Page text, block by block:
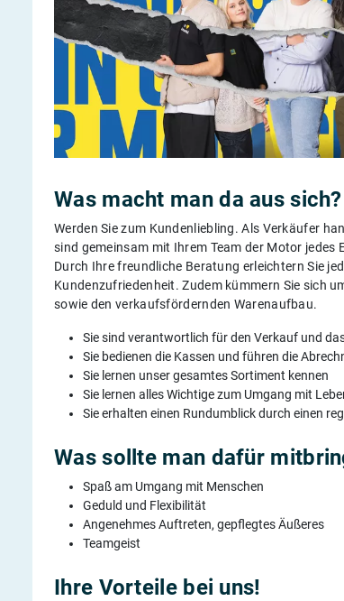
Was macht man da aus sich?
Werden Sie zum Kundenliebling. Als Verkäufer
sind gemeinsam mit Ihrem Team der Motor
Durch Ihre freundliche Beratung erleichtern Sie
Kundenzufriedenheit. Zudem kümmern Sie sich
sowie den verkaufsfördernden Warenaufbau.
Sie sind verantwortlich für den Verkauf und
Sie bedienen die Kassen und führen die
Sie lernen unser gesamtes Sortiment kennen
Sie lernen alles Wichtige zum Umgang mit
Sie erhalten einen Rundumblick durch einen
Was sollte man dafür
Spaß am Umgang mit Menschen
Geduld und Flexibilität
Angenehmes Auftreten, gepflegtes Äußeres
Teamgeist
Ihre Vorteile bei uns!